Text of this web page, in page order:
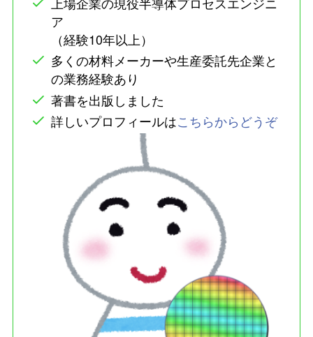
ア
（経験10年以上）
多くの材料メーカーや生産委託先企業と
の業務経験あり
著書を出版しました
詳しいプロフィールはこちらからどうぞ